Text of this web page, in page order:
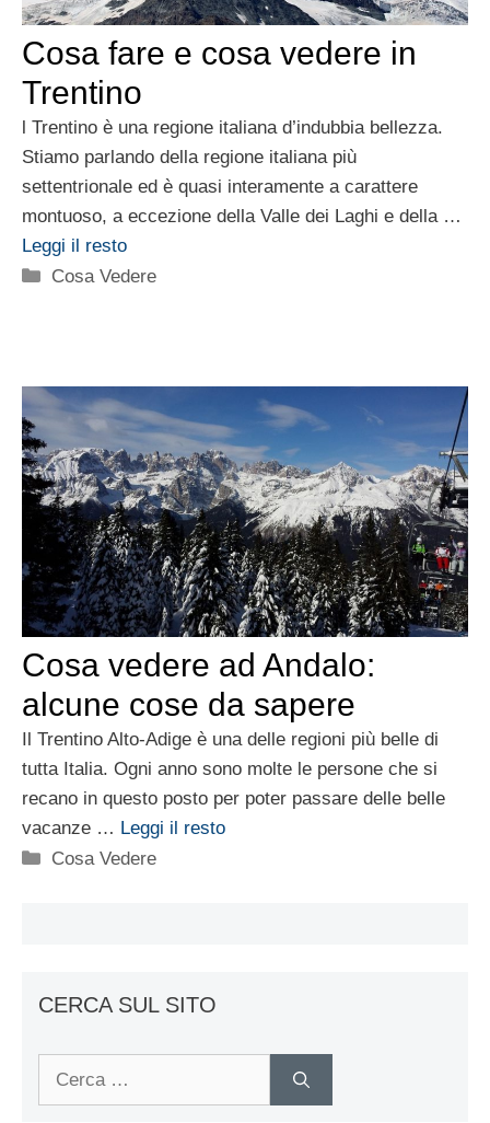
Cosa fare e cosa vedere in
Trentino
l Trentino è una regione italiana d’indubbia bellezza.
Stiamo parlando della regione italiana più
settentrionale ed è quasi interamente a carattere
montuoso, a eccezione della Valle dei Laghi e della …
Leggi il resto
Categorie
Cosa Vedere
Cosa vedere ad Andalo:
alcune cose da sapere
Il Trentino Alto-Adige è una delle regioni più belle di
tutta Italia. Ogni anno sono molte le persone che si
recano in questo posto per poter passare delle belle
vacanze … Leggi il resto
Categorie
Cosa Vedere
CERCA SUL SITO
Ricerca